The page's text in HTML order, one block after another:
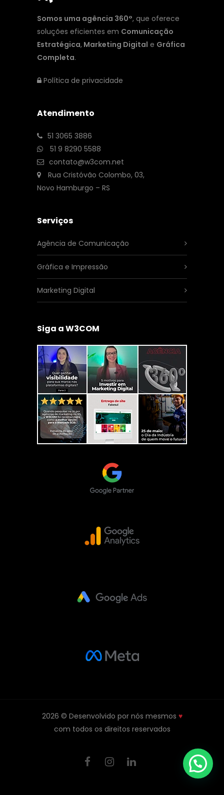
Somos uma agência 360°, que oferece
soluções eficientes em Comunicação
Estratégica, Marketing Digital e Gráfica
Completa.
Política de privacidade
Atendimento
51 3065 3886
51 9 8290 5588
contato@w3com.net
Rua Cristóvão Colombo, 03,
Novo Hamburgo – RS
Serviços
Agência de Comunicação
Gráfica e Impressão
Marketing Digital
Siga a W3COM
2026 © Desenvolvido por nós mesmos ♥
com todos os direitos reservados